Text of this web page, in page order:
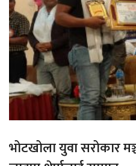
भोटखोला युवा सरोकार